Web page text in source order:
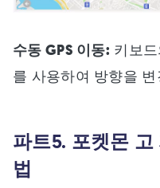
수동 GPS 이동: 키보
를 사용하여 방향을
파트5. 포켓몬
법